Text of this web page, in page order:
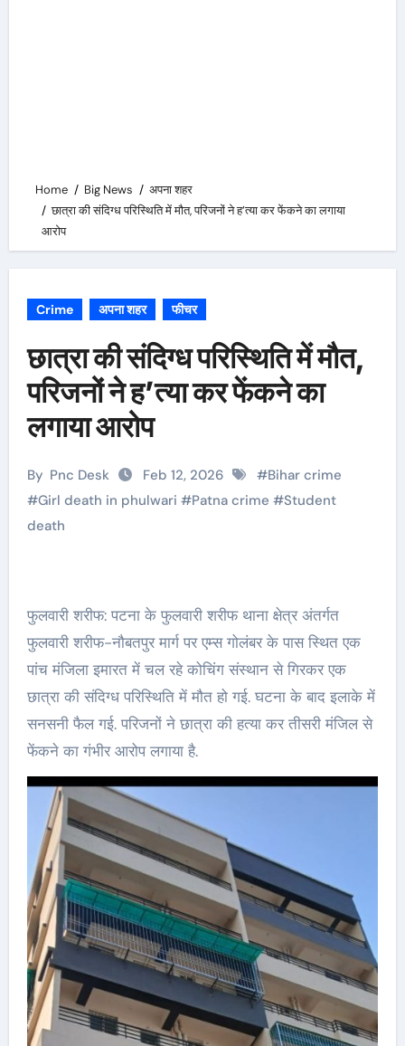
Home Big News
अपना शहर
छात्रा की संदिग्ध परिस्थिति में मौत, परिजनों ने ह’त्या कर फेंकने का लगाया
आरोप
Crime अपना शहर फीचर
छात्रा की संदिग्ध परिस्थिति में मौत,
परिजनों ने ह’त्या कर फेंकने का
लगाया आरोप
By Pnc Desk Feb 12, 2026 #Bihar crime
#Girl death in phulwari #Patna crime #Student
death
फुलवारी शरीफ: पटना के फुलवारी शरीफ थाना क्षेत्र अंतर्गत
फुलवारी शरीफ-नौबतपुर मार्ग पर एम्स गोलंबर के पास स्थित एक
पांच मंजिला इमारत में चल रहे कोचिंग संस्थान से गिरकर एक
छात्रा की संदिग्ध परिस्थिति में मौत हो गई. घटना के बाद इलाके में
सनसनी फैल गई. परिजनों ने छात्रा की हत्या कर तीसरी मंजिल से
फेंकने का गंभीर आरोप लगाया है.